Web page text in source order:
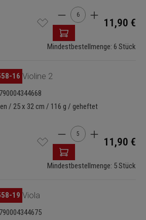
Produkt Anzahl: Gib
11,90 €
Mindestbestellmenge: 6 Stück
16 Violine 2
/ 25 x 32 cm / 116 g / geheftet
Produkt Anzahl: Gib
11,90 €
Mindestbestellmenge: 5 Stück
19 Viola